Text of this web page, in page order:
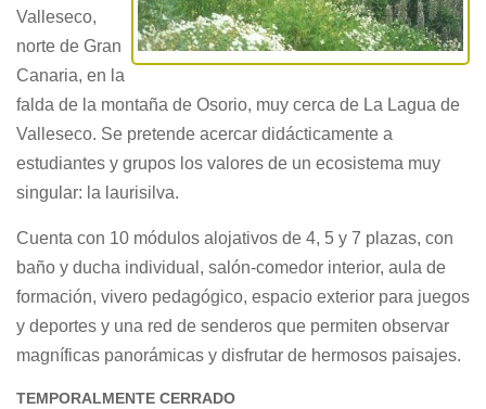
Valleseco,
norte de Gran
Canaria, en la
falda de la montaña de Osorio, muy cerca de La Lagua de
Valleseco. Se pretende acercar didácticamente a
estudiantes y grupos los valores de un ecosistema muy
singular: la laurisilva.
Cuenta con 10 módulos alojativos de 4, 5 y 7 plazas, con
baño y ducha individual, salón-comedor interior, aula de
formación, vivero pedagógico, espacio exterior para juegos
y deportes y una red de senderos que permiten observar
magníficas panorámicas y disfrutar de hermosos paisajes.
TEMPORALMENTE CERRADO